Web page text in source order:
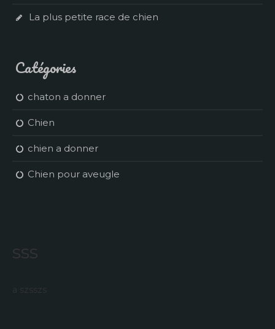
La plus petite race de chien
Catégories
chaton a donner
Chien
chien a donner
Chien pour aveugle
sss
a szsszs